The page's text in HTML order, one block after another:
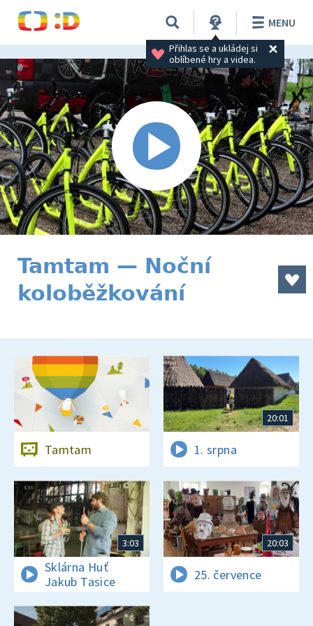
Přihlas se a ukládej si
oblíbené hry a videa.
MENU
Tamtam — Noční
koloběžkování
Tamtam
20:01
1. srpna
3:03
Sklárna Huť
Jakub Tasice
20:03
25. července